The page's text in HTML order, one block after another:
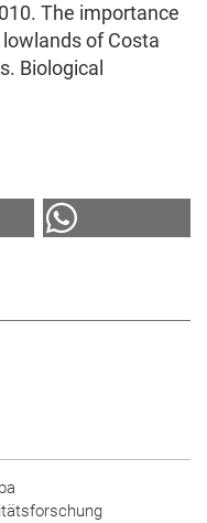
The importance
of Costa
Biological